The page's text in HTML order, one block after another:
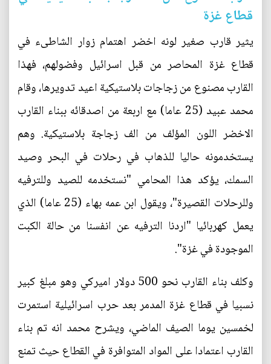
قطاع غزة
يثير قارب صغير لونه اخضر اهتمام زوار الشاطىء في
قطاع غزة المحاصر من قبل اسرائيل وفضولهم، فهذا
القارب مصنوع من زجاجات بلاستيكية اعيد تدويرها، وقام
محمد عبيد (25 عاما) مع اربعة من اصدقائه ببناء القارب
الاخضر اللون المؤلف من الف زجاجة بلاستيكية. وهم
يستخدمونه حاليا للذهاب في رحلات في البحر وصيد
السمك، يؤكد هذا المحامي "نستخدمه للصيد وللترفيه
وللرحلات القصيرة"، ويقول ابن عمه بهاء (25 عاما) الذي
يعمل كهربائيا "اردنا الترفيه عن انفسنا من حالة الكبت
الموجودة في غزة".
وكلف بناء القارب نحو 500 دولار اميركي وهو مبلغ كبير
نسبيا في قطاع غزة المدمر بعد حرب اسرائيلية استمرت
لخمسين يوما الصيف الماضي، ويشرح محمد انه تم بناء
القارب اعتمادا على المواد المتوافرة في القطاع حيث تمنع